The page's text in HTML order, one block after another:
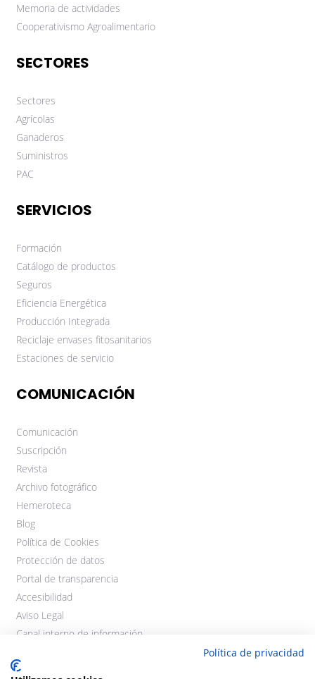
Memoria de actividades
Cooperativismo Agroalimentario
SECTORES
Sectores
Agrícolas
Ganaderos
Suministros
PAC
SERVICIOS
Formación
Catálogo de productos
Seguros
Eficiencia Energética
Producción Integrada
Reciclaje envases fitosanitarios
Estaciones de servicio
COMUNICACIÓN
Comunicación
Suscripción
Revista
Archivo fotográfico
Hemeroteca
Blog
Política de Cookies
Protección de datos
Portal de transparencia
Accesibilidad
Aviso Legal
Canal interno de información
Política de privacidad